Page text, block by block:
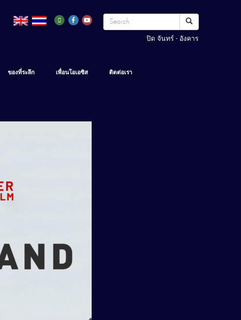
ปิด จันทร์ - อังคาร
ของที่ระลึก เพื่อนโอเอซิส ติดต่อเรา